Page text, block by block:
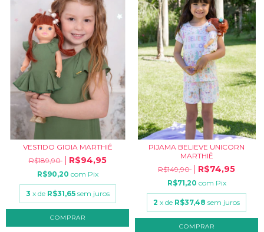
VESTIDO GIOIA MARTHIÊ
R$189,90
R$94,95
R$90,20 com Pix
3 x de R$31,65 sem juros
COMPRAR
PIJAMA BELIEVE UNICORN
MARTHIÊ
R$149,90
R$74,95
R$71,20 com Pix
2 x de R$37,48 sem juros
COMPRAR